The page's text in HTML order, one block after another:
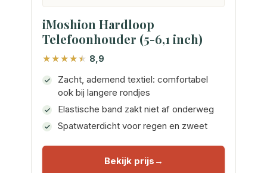
iMoshion Hardloop
Telefoonhouder (5-6,1 inch)
8,9
Zacht, ademend textiel: comfortabel
ook bij langere rondjes
Elastische band zakt niet af onderweg
Spatwaterdicht voor regen en zweet
Bekijk prijs